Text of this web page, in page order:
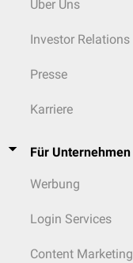
Über Uns
Investor Relations
Presse
Karriere
Für Unternehmen
Werbung
Login Services
Content Marketing